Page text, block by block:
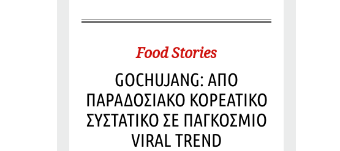
Food Stories
GOCHUJANG: ΑΠΟ
ΠΑΡΑΔΟΣΙΑΚΟ ΚΟΡΕΑΤΙΚΟ
ΣΥΣΤΑΤΙΚΟ ΣΕ ΠΑΓΚΟΣΜΙΟ
VIRAL TREND